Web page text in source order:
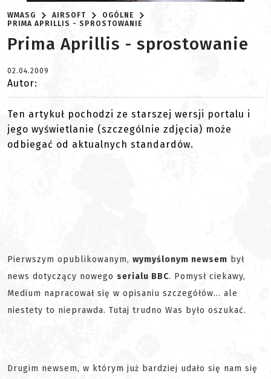
WMASG AIRSOFT
OGÓLNE
PRIMA APRILLIS - SPROSTOWANIE
Prima Aprillis - sprostowanie
02.04.2009
Autor:
Ten artykuł pochodzi ze starszej wersji portalu i
jego wyświetlanie (szczególnie zdjęcia) może
odbiegać od aktualnych standardów.
Pierwszym opublikowanym, wymyślonym newsem był
news dotyczący nowego serialu BBC. Pomysł ciekawy,
Medium napracował się w opisaniu szczegółów... ale
niestety to nieprawda. Tutaj trudno Was było oszukać.
Drugim newsem, w którym już bardziej udało się nam się